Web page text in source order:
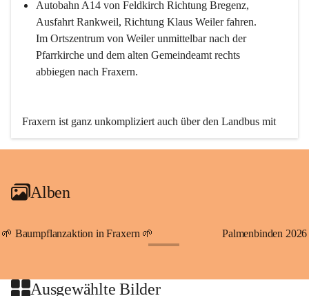
Autobahn A14 von Feldkirch Richtung Bregenz,
Ausfahrt Rankweil, Richtung Klaus Weiler fahren.
Im Ortszentrum von Weiler unmittelbar nach der
Pfarrkirche und dem alten Gemeindeamt rechts
abbiegen nach Fraxern.
Fraxern ist ganz unkompliziert auch über den Landbus mit
den öffentlichen Verkehrsmitteln zu erreichen. Die Linie
An Samstagen, Sonn- und Feiertagen können Sie bequem
persönlichen Linienbus zur gewünschten Zeit zu Ihrer
Haltestelle bestellen. Sowohl von Weiler kommend nach
beide Fahrten Weiler-Fraxern-Weiler.
Alben
🌱 Baumpflanzaktion in Fraxern 🌱 Palmenbinden 2026
Ausgewählte Bilder